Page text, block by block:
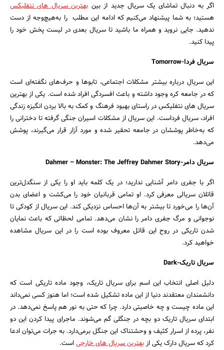
اگر به دنبال تماشای یک سریال جدید از بینبهترین سریال های نتفلیکس
هستید؛ به شما پیشنهاد می‌کنیم که ادامه این مطلب را به‌هیچ‌وجه از دست
ندهید. جایی نروید و همراه ما باشید تا سریال بعدی در لیست پخش خود را
پیدا کنید.
سریال فردا-Tomorrow
این سریال درباره بیشتر مشکلات اجتماعی، تابوها و حرف‌های نگفته‌ای است
که در جامعه کره وجود داشته و باعث افسردگی افراد شده است. یکی از بهترین
سریال های نتفلیکس در راستای بهبود فرهنگ و کمک به بالا بردن انگیزه زندگی
افراد، سریال فرداست. این سریال از مشکلات اسیران جنگی گرفته تا دخترانی را
که به‌خاطر پوششان در جامعه تحقیر شده و مورد آزار قرار می‌گیرند، پوشش
می‌دهد.
سریال دامر-Dahmer – Monster: The Jeffrey Dahmer Story
اگر با جفری دامر آشنایی ندارید؛ در یک کلمه باید او را یکی از سنگدل‌ترین
قاتلان سریالی معرفی کرد. او تمامی قربانیان خود را می‌کشت و اعضای بدن
آن‌ها را می‌خورد تا بیشتر به آن‌ها احساس نزدیکی کند. این سریال از کودکی تا
نوجوانی و مرگ جفری دامر را نشان می‌دهد. تمامی لحظاتی که باعث نمایان
شدن تاریکی در روح این قاتل معروف بوده است را در این سریال مشاهده
خواهید کرد.
سریال تاریک-Dark
دلیل اصلی انتخاب این اسم برای سریال تاریک، وجود ماده تاریکی است که
دانشمندان معتقدند دنیا از این ماده تشکیل شده است؛ اما هنوز کسی نمی‌داند
این ماده چیست و چه خاصیتی دارد. چرا که حتی به نور هم پاسخ نمی‌دهد. در
ابتدای سریال تاریک دو بچه در جنگلی گم می‌شوند. ماجرای پیدا کردن این دو
نفر، پرده از اسرار کثیف و وحشتناک این جنگل برمی‌دارد. به جرات می‌توان ادعا
کرد که سریال دارک یکی ازبهترین سریال های خارجیاست.